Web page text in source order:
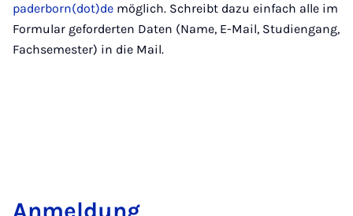
paderborn(dot)de möglich. Schreibt dazu einfach alle im
Formular geforderten Daten (Name, E-Mail, Studiengang,
Fachsemester) in die Mail.
Anmeldung